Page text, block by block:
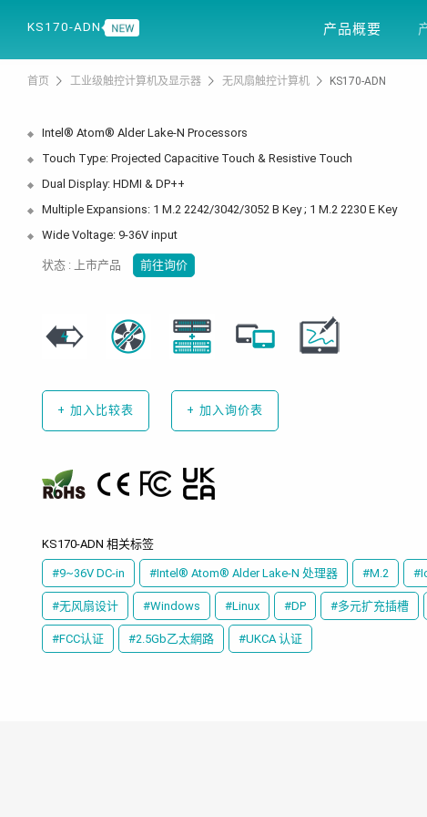
解决方案
KS170-ADN 产品概要
首页 工业级触控计算机及显示器 无风扇触控计算机 KS170-ADN
Intel® Atom® Alder Lake-N Processors
Touch Type: Projected Capacitive Touch & Resistive Touch
Dual Display: HDMI & DP++
Multiple Expansions: 1 M.2 2242/3042/3052 B Key ; 1 M.2 2230 E Key
Wide Voltage: 9-36V input
状态 : 上市产品 前往询价
+ 加入比较表 + 加入询价表
KS170-ADN 相关标签
#9~36V DC-in #Intel® Atom® Alder Lake-N 处理器 #M.2
#无风扇设计 #Windows #Linux #DP #多元扩充插槽
#FCC认证 #2.5Gb乙太網路 #UKCA 认证